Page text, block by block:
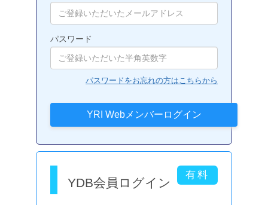
パスワード
パスワードをお忘れの方はこちらから
YDB会員ログイン